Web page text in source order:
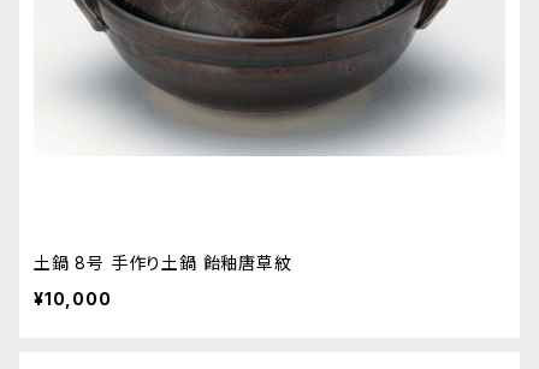
土鍋 8号 手作り土鍋 飴釉唐草紋
¥10,000